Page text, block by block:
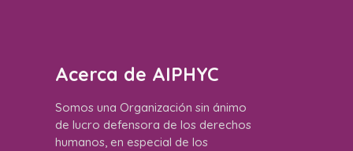
Acerca de AIPHYC
Somos una Organización sin ánimo
de lucro defensora de los derechos
humanos, en especial de los